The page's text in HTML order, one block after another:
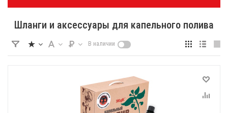
Шланги и аксессуары для капельного полива
В наличии